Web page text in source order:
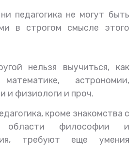
педагогика не могут быть
в строгом смысле этого
нельзя выучиться, как
астрономии,
и физиологи и проч.
кроме знакомства с
области философии и
требуют еще умения